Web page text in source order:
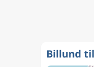
Billund